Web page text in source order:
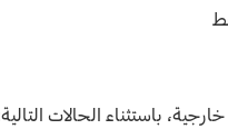
باستثناء الحالات